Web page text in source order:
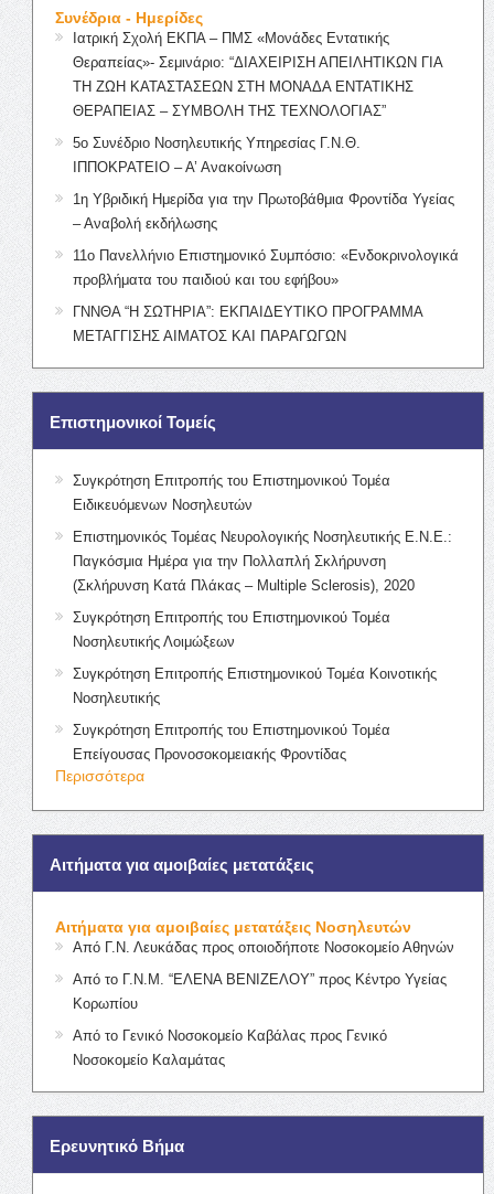
Συνέδρια - Ημερίδες
Ιατρική Σχολή ΕΚΠΑ – ΠΜΣ «Μονάδες Εντατικής
Θεραπείας»- Σεμινάριο: “ΔΙΑΧΕΙΡΙΣΗ ΑΠΕΙΛΗΤΙΚΩΝ ΓΙΑ
ΤΗ ΖΩΗ ΚΑΤΑΣΤΑΣΕΩΝ ΣΤΗ ΜΟΝΑΔΑ ΕΝΤΑΤΙΚΗΣ
ΘΕΡΑΠΕΙΑΣ – ΣΥΜΒΟΛΗ ΤΗΣ ΤΕΧΝΟΛΟΓΙΑΣ”
5ο Συνέδριο Νοσηλευτικής Υπηρεσίας Γ.Ν.Θ.
ΙΠΠΟΚΡΑΤΕΙΟ – Α’ Ανακοίνωση
1η Υβριδική Ημερίδα για την Πρωτοβάθμια Φροντίδα Υγείας
– Αναβολή εκδήλωσης
11ο Πανελλήνιο Επιστημονικό Συμπόσιο: «Ενδοκρινολογικά
προβλήματα του παιδιού και του εφήβου»
ΓΝΝΘΑ “Η ΣΩΤΗΡΙΑ”: ΕΚΠΑΙΔΕΥΤΙΚΟ ΠΡΟΓΡΑΜΜΑ
ΜΕΤΑΓΓΙΣΗΣ ΑΙΜΑΤΟΣ ΚΑΙ ΠΑΡΑΓΩΓΩΝ
Επιστημονικοί Τομείς
Συγκρότηση Επιτροπής του Επιστημονικού Τομέα
Ειδικευόμενων Νοσηλευτών
Επιστημονικός Τομέας Νευρολογικής Νοσηλευτικής Ε.Ν.Ε.:
Παγκόσμια Ημέρα για την Πολλαπλή Σκλήρυνση
(Σκλήρυνση Κατά Πλάκας – Multiple Sclerosis), 2020
Συγκρότηση Επιτροπής του Επιστημονικού Τομέα
Νοσηλευτικής Λοιμώξεων
Συγκρότηση Επιτροπής Επιστημονικού Τομέα Κοινοτικής
Νοσηλευτικής
Συγκρότηση Επιτροπής του Επιστημονικού Τομέα
Επείγουσας Προνοσοκομειακής Φροντίδας
Περισσότερα
Αιτήματα για αμοιβαίες μετατάξεις
Αιτήματα για αμοιβαίες μετατάξεις Νοσηλευτών
Από Γ.Ν. Λευκάδας προς οποιοδήποτε Νοσοκομείο Αθηνών
Από το Γ.Ν.Μ. “ΕΛΕΝΑ ΒΕΝΙΖΕΛΟΥ” προς Κέντρο Υγείας
Κορωπίου
Από το Γενικό Νοσοκομείο Καβάλας προς Γενικό
Νοσοκομείο Καλαμάτας
Ερευνητικό Βήμα